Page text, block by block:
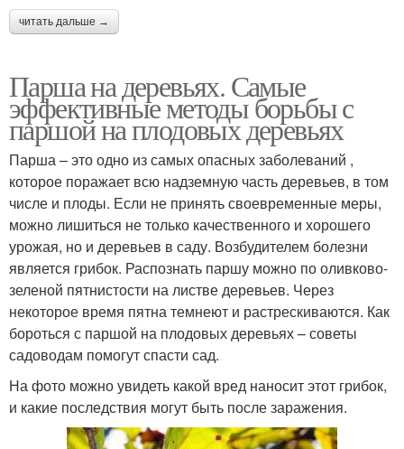
читать дальше →
Парша на деревьях. Самые
эффективные методы борьбы с
паршой на плодовых деревьях
Парша – это одно из самых опасных заболеваний ,
которое поражает всю надземную часть деревьев, в том
числе и плоды. Если не принять своевременные меры,
можно лишиться не только качественного и хорошего
урожая, но и деревьев в саду. Возбудителем болезни
является грибок. Распознать паршу можно по оливково-
зеленой пятнистости на листве деревьев. Через
некоторое время пятна темнеют и растрескиваются. Как
бороться с паршой на плодовых деревьях – советы
садоводам помогут спасти сад.
На фото можно увидеть какой вред наносит этот грибок,
и какие последствия могут быть после заражения.